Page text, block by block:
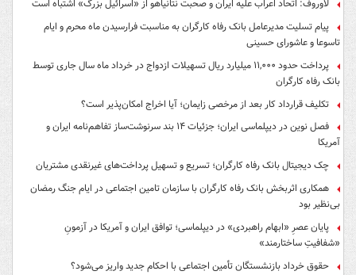
لاوروف: اتحاد اعراب علیه ایران و صحبت نتانیاهو از «اسرائیل بزرگ» اشتباه است
پیام تسلیت مدیرعامل بانک رفاه کارگران به مناسبت فرارسیدن ماه محرم و ایام
تاسوعا و عاشورای حسینی
پرداخت حدود ۱۱,۰۰۰ میلیارد ریال تسهیلات ازدواج در خرداد ماه سال جاری توسط
بانک رفاه کارگران
تکلیف قرارداد کار بعد از مرخصی زایمان؛ آیا اخراج امکان‌پذیر است؟
فصل نوین در دیپلماسی ایران؛ جزئیات ۱۴ بند سرنوشت‌ساز تفاهم‌نامه ایران و
آمریکا
چک دیجیتال بانک رفاه کارگران؛ تسریع و تسهیل پرداخت‌های غیرنقدی مشتریان
همکاری اثربخش بانک رفاه کارگران با سازمان تامین اجتماعی در ایام جنگ رمضان
بی‌نظیر بود
پایان عصرِ «ابهام راهبردی» در دیپلماسی؛ توافق ایران و آمریکا در آزمونِ
«شفافیتِ ساختارمند»
حقوق خرداد بازنشستگان تأمین اجتماعی با احکام جدید واریز می‌شود؟